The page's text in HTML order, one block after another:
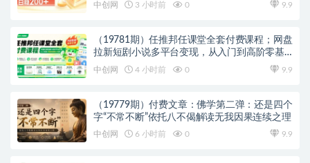
中创网 3 小时前 0 9.9
（19781期）任推邦任课堂全套付费课程；网盘
拉新短剧小说多平台变现，从入门到高阶零基
础也能轻松上手实操
中创网 4 小时前 0 9.9
（19779期）付费文章：佛学第二弹：还是四个
字“不常不断”依托八不偈解读无我因果连续之理
中创网 6 小时前 0 9.9